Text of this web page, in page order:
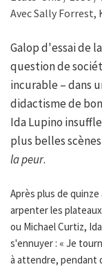
Avec Sally Forrest,
Galop d'essai de
question de
incurable – dans
didactisme de
Ida Lupino
plus belles
la peur.
Après plus de
arpenter les
ou Michael Curtiz,
s'ennuyer : « Je
à attendre, pendant